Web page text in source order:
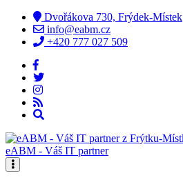
Dvořákova 730, Frýdek-Místek
info@eabm.cz
+420 777 027 509
eABM - Váš IT partner